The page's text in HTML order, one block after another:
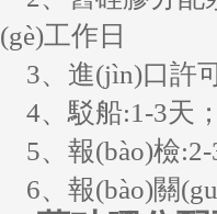
(gè)工作日
3、進(jìn)口許
4、駁船:1-3天
5、報(bào)檢
6、報(bào)關